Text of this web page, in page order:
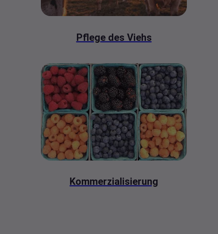
Pflege des Viehs
Kommerzialisierung